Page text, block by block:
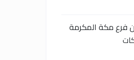
فرع مكة المكرمة